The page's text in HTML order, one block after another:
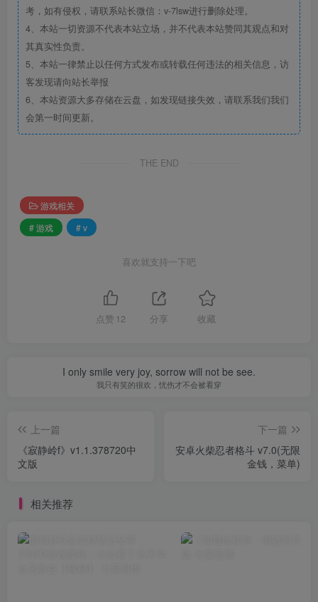
考，如有侵权，请联系站长微信：v-7lsw进行删除处理。
4、本站一切资源不代表本站立场，并不代表本站赞同其观点和对
其真实性负责。
5、本站一律禁止以任何方式发布或转载任何违法的相关信息，访
客发现请向站长举报
6、本站资源大多存储在云盘，如发现链接失效，请联系我们我们
会第一时间更新。
THE END
游戏相关
# 游戏
# v
喜欢就支持一下吧
点赞 12 分享 收藏
I only smile very joy, sorrow will not be see.
我只有笑的很欢，忧伤才不会被看穿
上一篇
《寂静岭f》v1.1.378720中
文版
下一篇
安卓火柴忍者格斗 v7.0(无限
金钱，菜单)
相关推荐